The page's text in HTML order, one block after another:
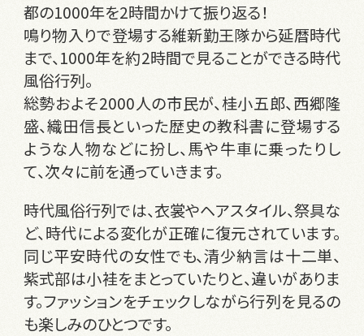
都の1000年を2時間かけて振り返る！
鳴り物入りで登場する維新勤王隊から延暦時代
まで、1000年を約2時間で見ることができる時代
風俗行列。
総勢およそ2000人の市民が、桂小五郎、西郷隆
盛、織田信長といった歴史の教科書に登場する
ような人物などに扮し、馬や牛車に乗ったりし
て、次々に前を通っていきます。
時代風俗行列では、衣裳やヘアスタイル、祭具な
ど、時代による変化が正確に復元されています。
同じ平安時代の女性でも、清少納言は十二単、
紫式部は小袿をまとっていたりと、違いがありま
す。ファッションをチェックしながら行列を見るの
も楽しみのひとつです。